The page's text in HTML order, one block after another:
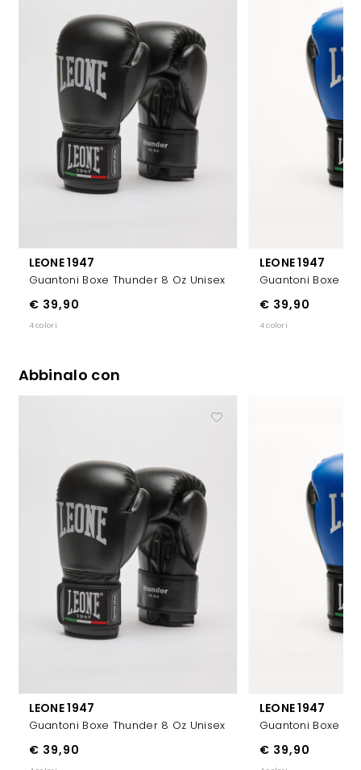
LEONE 1947
Guantoni Boxe Thunder 8 Oz Unisex
€ 39,90
4 colori
LEONE 1947
Guantoni Boxe
€ 39,90
4 colori
Abbinalo con
LEONE 1947
Guantoni Boxe Thunder 8 Oz Unisex
€ 39,90
LEONE 1947
Guantoni Boxe
€ 39,90